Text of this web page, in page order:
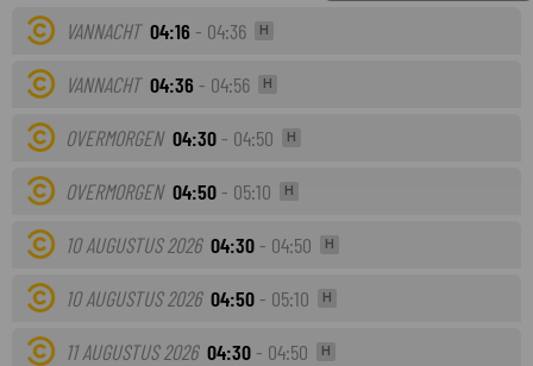
VANNACHT 04:16 - 04:36 H
VANNACHT 04:36 - 04:56 H
OVERMORGEN 04:30 - 04:50 H
OVERMORGEN 04:50 - 05:10 H
10 AUGUSTUS 2026 04:30 - 04:50 H
10 AUGUSTUS 2026 04:50 - 05:10 H
11 AUGUSTUS 2026 04:30 - 04:50 H